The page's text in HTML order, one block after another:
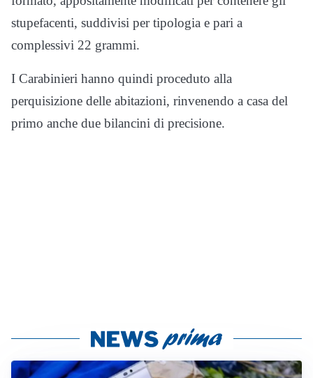
stupefacenti, suddivisi per tipologia e pari a
complessivi 22 grammi.
I Carabinieri hanno quindi proceduto alla
perquisizione delle abitazioni, rinvenendo a casa del
primo anche due bilancini di precisione.